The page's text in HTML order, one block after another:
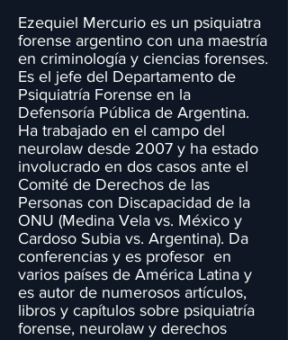
Ezequiel Mercurio es un psiquiatra
forense argentino con una maestría
en criminología y ciencias forenses.
Es el jefe del Departamento de
Psiquiatría Forense en la
Defensoría Pública de Argentina.
Ha trabajado en el campo del
neurolaw desde 2007 y ha estado
involucrado en dos casos ante el
Comité de Derechos de las
Personas con Discapacidad de la
ONU (Medina Vela vs. México y
Cardoso Subia vs. Argentina). Da
conferencias y es profesor en
varios países de América Latina y
es autor de numerosos artículos,
libros y capítulos sobre psiquiatría
forense, neurolaw y derechos